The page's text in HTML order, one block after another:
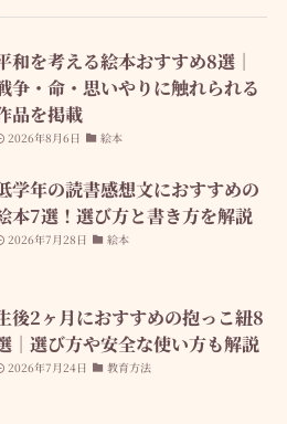
和を考える絵本おすすめ8選｜
争・命・思いやりに触れられる
品を掲載
2026年8月6日 絵本
学年の読書感想文におすすめの
本7選！選び方と書き方を解説
2026年7月28日 絵本
後2ヶ月におすすめの抱っこ紐8
｜選び方や安全な使い方も解説
2026年7月24日 教育方法